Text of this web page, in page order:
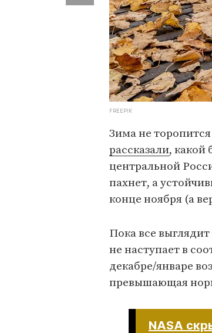
FREEPIK
Зима не
рассказали, какой
центральной
пахнет, а
конце ноября (а
Пока все
не наступает в
декабре/январе
превышающая
NASA